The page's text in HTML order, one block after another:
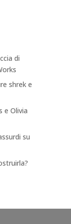
di
shrek e
e Olivia
su